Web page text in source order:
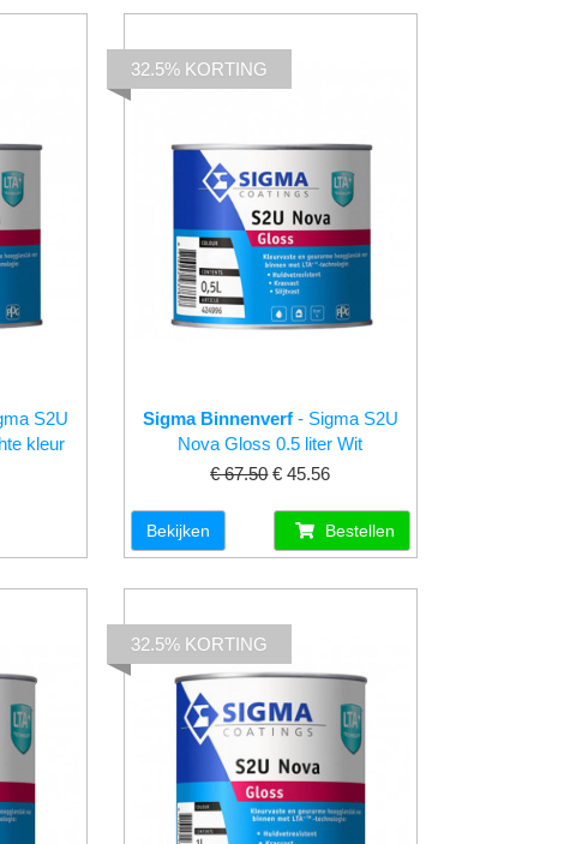
S2U
kleur
Sigma Binnenverf- Sigma S2U
Nova Gloss 0.5 liter Wit
€ 67.50 € 45.56
32.5% KORTING
Bekijken Bestellen
32.5% KORTING